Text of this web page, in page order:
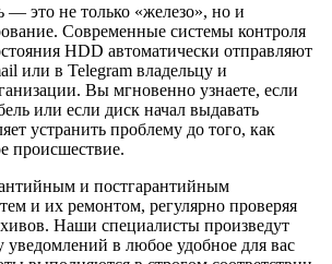
— это не только «железо», но и
Современные системы контроля
HDD автоматически отправляют
или в Telegram владельцу и
Вы мгновенно узнаете, если
или если диск начал выдавать
устранить проблему до того, как
происшествие.
и постгарантийным
и их ремонтом, регулярно проверяя
Наши специалисты произведут
уведомлений в любое удобное для вас